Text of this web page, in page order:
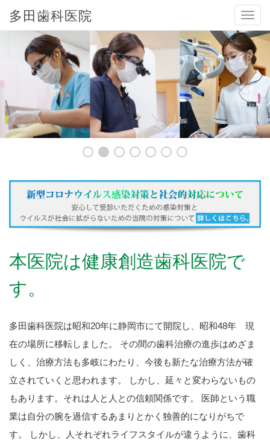
メ
ニ
ュ
ー
多田歯科医院
本医院は健康創造歯科医院で
す。
多田歯科医院は昭和20年に静岡市にて開院し、昭和48年 現
在の場所に移転しました。
その間の歯科治療の進歩はめざま
しく、治療方法も多岐にわたり、今後も新たな治療方法が確
立されていくと思われます。
しかし、延々と変わらないもの
もあります。それは人と人との信頼関係です。
医師という職
業は自分の腕を過信するあまりとかく独善的になりがちで
す。
しかし、人それぞれライフスタイルが違うように、歯科